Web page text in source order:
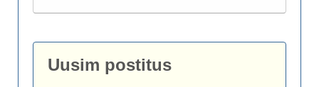
Uusim postitus